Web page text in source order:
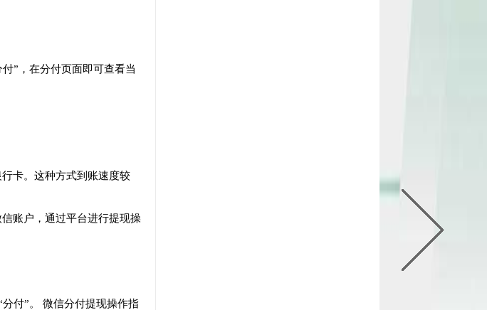
”，在分付页面即可查看当
卡。这种方式到账速度较
账户，通过平台进行提现操
付”。 微信分付提现操作指